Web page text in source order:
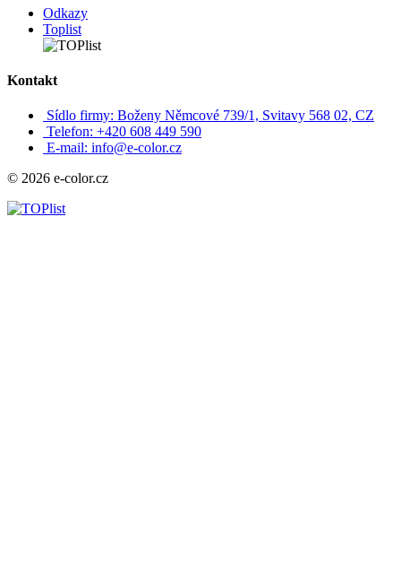
Odkazy
Toplist
Kontakt
Sídlo firmy: Boženy Němcové 739/1, Svitavy 568 02, CZ
Telefon: +420 608 449 590
E-mail: info@e-color.cz
© 2026 e-color.cz